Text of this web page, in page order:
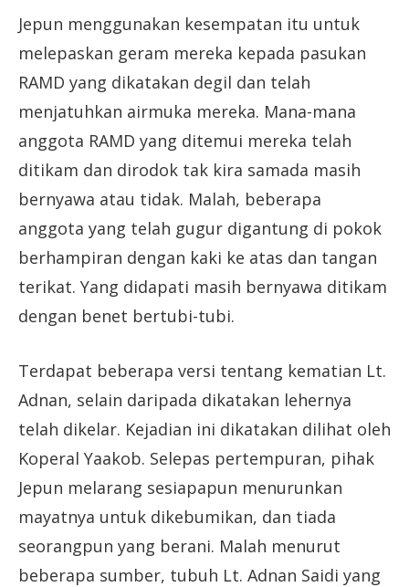
Jepun menggunakan kesempatan itu untuk
melepaskan geram mereka kepada pasukan
RAMD yang dikatakan degil dan telah
menjatuhkan airmuka mereka. Mana-mana
anggota RAMD yang ditemui mereka telah
ditikam dan dirodok tak kira samada masih
bernyawa atau tidak. Malah, beberapa
anggota yang telah gugur digantung di pokok
berhampiran dengan kaki ke atas dan tangan
terikat. Yang didapati masih bernyawa ditikam
dengan benet bertubi-tubi.
Terdapat beberapa versi tentang kematian Lt.
Adnan, selain daripada dikatakan lehernya
telah dikelar. Kejadian ini dikatakan dilihat oleh
Koperal Yaakob. Selepas pertempuran, pihak
Jepun melarang sesiapapun menurunkan
mayatnya untuk dikebumikan, dan tiada
seorangpun yang berani. Malah menurut
beberapa sumber, tubuh Lt. Adnan Saidi yang